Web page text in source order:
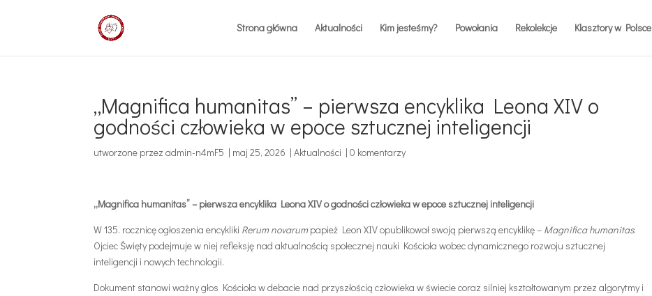
Strona główna Aktualności Kim jesteśmy? Powołania Rekolekcje Klasztory w Polsce
„Magnifica humanitas” – pierwsza encyklika Leona XIV o
godności człowieka w epoce sztucznej inteligencji
utworzone przezadmin-n4mF5 | maj 25, 2026 |Aktualności |0 komentarzy
„Magnifica humanitas” – pierwsza encyklika Leona XIV o godności człowieka w epoce sztucznej inteligencji
W 135. rocznicę ogłoszenia encykliki Rerum novarum papież Leon XIV opublikował swoją pierwszą encyklikę – Magnifica humanitas.
Ojciec Święty podejmuje w niej refleksję nad aktualnością społecznej nauki Kościoła wobec dynamicznego rozwoju sztucznej
inteligencji i nowych technologii.
Dokument stanowi ważny głos Kościoła w debacie nad przyszłością człowieka w świecie coraz silniej kształtowanym przez algorytmy i